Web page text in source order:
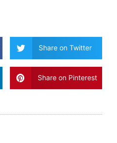
Share on Twitter
Share on Pinterest